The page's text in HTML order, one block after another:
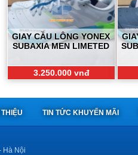
GIAY CẦU LÔNG YONEX
SUBAXIA MEN LIMETED
3.250.000 vnđ
TIN TỨC KHUYẾN MÃI
Hà Nội